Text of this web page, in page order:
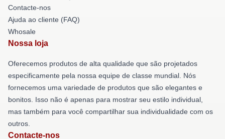
Contacte-nos
Ajuda ao cliente (FAQ)
Whosale
Nossa loja
Oferecemos produtos de alta qualidade que são projetados
especificamente pela nossa equipe de classe mundial. Nós
fornecemos uma variedade de produtos que são elegantes e
bonitos. Isso não é apenas para mostrar seu estilo individual,
mas também para você compartilhar sua individualidade com os
outros.
Contacte-nos